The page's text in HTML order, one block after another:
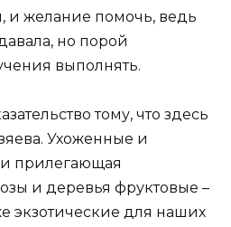
и желание помочь, ведь
но порой
выполнять.
тому, что здесь
Ухоженные и
прилегающая
и деревья фруктовые –
экзотические для наших